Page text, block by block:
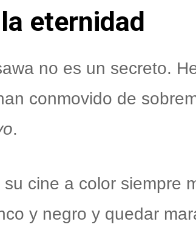
eternidad
no es un secreto.
conmovido de
.
cine a color siempre
y negro y quedar